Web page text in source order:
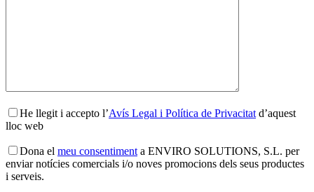
He llegit i accepto l’Avís Legal i Política de Privacitatd’aquest
lloc web
Dona el meu consentimenta ENVIRO SOLUTIONS, S.L. per
enviar notícies comercials i/o noves promocions dels seus productes
i serveis.